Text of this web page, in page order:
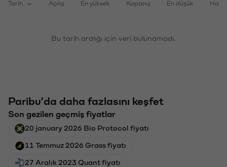
Tarih Açılış En yüksek Kapanış En düşük
Bu tarih aralığı için veri bulunamadı.
Paribu'da daha fazlasını keşfet
Son gezilen geçmiş fiyatlar
20 january 2026 Bio Protocol fiyatı
11 Temmuz 2026 Grass fiyatı
27 Aralık 2023 Quant fiyatı